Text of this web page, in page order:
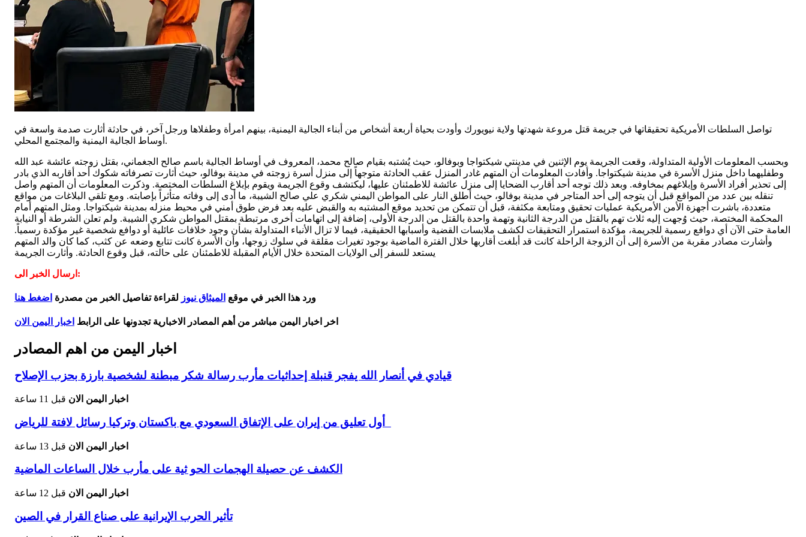
تواصل السلطات الأمريكية تحقيقاتها في جريمة قتل مروعة شهدتها ولاية نيويورك وأودت بحياة أربعة أشخاص من أبناء الجالية اليمنية، بينهم امرأة وطفلاها ورجل آخر، في حادثة أثارت صدمة واسعة في
أوساط الجالية اليمنية والمجتمع المحلي.
وبحسب المعلومات الأولية المتداولة، وقعت الجريمة يوم الإثنين في مدينتي شيكتواجا وبوفالو، حيث يُشتبه بقيام صالح محمد، المعروف في أوساط الجالية باسم صالح الجغماني، بقتل زوجته عائشة عبد الله
وطفليهما داخل منزل الأسرة في مدينة شيكتواجا. وأفادت المعلومات أن المتهم غادر المنزل عقب الحادثة متوجهاً إلى منزل أسرة زوجته في مدينة بوفالو، حيث أثارت تصرفاته شكوك أحد أقاربه الذي بادر
إلى تحذير أفراد الأسرة وإبلاغهم بمخاوفه. وبعد ذلك توجه أحد أقارب الضحايا إلى منزل عائشة للاطمئنان عليها، ليكتشف وقوع الجريمة ويقوم بإبلاغ السلطات المختصة. وذكرت المعلومات أن المتهم واصل
تنقله بين عدد من المواقع قبل أن يتوجه إلى أحد المتاجر في مدينة بوفالو، حيث أطلق النار على المواطن اليمني شكري علي صالح الشيبة، ما أدى إلى وفاته متأثراً بإصابته. ومع تلقي البلاغات من مواقع
متعددة، باشرت أجهزة الأمن الأمريكية عمليات تحقيق ومتابعة مكثفة، قبل أن تتمكن من تحديد موقع المشتبه به والقبض عليه بعد فرض طوق أمني في محيط منزله بمدينة شيكتواجا. ومثل المتهم أمام
المحكمة المختصة، حيث وُجهت إليه ثلاث تهم بالقتل من الدرجة الثانية وتهمة واحدة بالقتل من الدرجة الأولى، إضافة إلى اتهامات أخرى مرتبطة بمقتل المواطن شكري الشيبة. ولم تعلن الشرطة أو النيابة
العامة حتى الآن أي دوافع رسمية للجريمة، مؤكدة استمرار التحقيقات لكشف ملابسات القضية وأسبابها الحقيقية، فيما لا تزال الأنباء المتداولة بشأن وجود خلافات عائلية أو دوافع شخصية غير مؤكدة رسمياً.
وأشارت مصادر مقربة من الأسرة إلى أن الزوجة الراحلة كانت قد أبلغت أقاربها خلال الفترة الماضية بوجود تغيرات مقلقة في سلوك زوجها، وأن الأسرة كانت تتابع وضعه عن كثب، كما كان والد المتهم
يستعد للسفر إلى الولايات المتحدة خلال الأيام المقبلة للاطمئنان على حالته، قبل وقوع الحادثة. وأثارت الجريمة
ارسال الخبر الى:
ورد هذا الخبر في موقع الميثاق نيوز لقراءة تفاصيل الخبر من مصدرة اضغط هنا
اخر اخبار اليمن مباشر من أهم المصادر الاخبارية تجدونها على الرابط اخبار اليمن الان
اخبار اليمن من اهم المصادر
قيادي في أنصار الله يفجر قنبلة إحداثيات مأرب رسالة شكر مبطنة لشخصية بارزة بحزب الإصلاح
اخبار اليمن الان قبل 11 ساعة
اخبار اليمن الان قبل 13 ساعة
الكشف عن حصيلة الهجمات الحو ثية على مأرب خلال الساعات الماضية
اخبار اليمن الان قبل 12 ساعة
تأثير الحرب الإيرانية على صناع القرار في الصين